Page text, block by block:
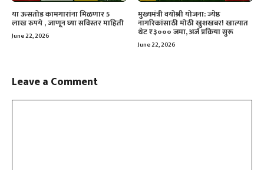
या ऊसतोड कामगारांना मिळणार 5
लाख रुपये , जाणून घ्या सविस्तर माहिती
June 22, 2026
मुख्यमंत्री वयोश्री योजना: ज्येष्ठ
नागरिकांसाठी मोठी खुशखबर! खात्यात
थेट ₹३००० जमा, अर्ज प्रक्रिया सुरू
June 22, 2026
Leave a Comment